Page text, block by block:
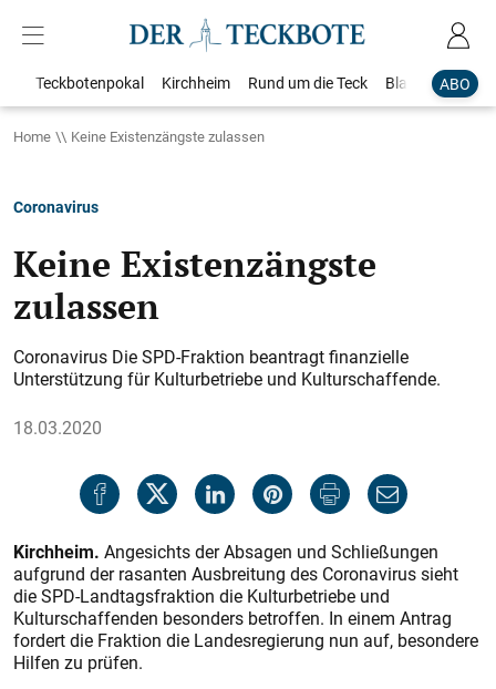
ABO
Teckbotenpokal Kirchheim Rund um die Teck Blaulicht
Home Keine Existenzängste zulassen
Coronavirus
Keine Existenzängste
zulassen
Coronavirus Die SPD-Fraktion beantragt finanzielle
Unterstützung für Kulturbetriebe und Kulturschaffende.
18.03.2020
Kirchheim. Angesichts der Absagen und Schließungen
aufgrund der rasanten Ausbreitung des Coronavirus sieht
die SPD-Landtagsfraktion die Kulturbetriebe und
Kulturschaffenden besonders betroffen. In einem Antrag
fordert die Fraktion die Landesregierung nun auf, besondere
Hilfen zu prüfen.